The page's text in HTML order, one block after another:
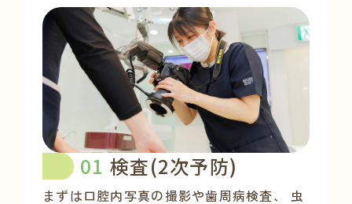
検査(2次予防)
まずは口腔内写真の撮影や歯周病検査、
虫